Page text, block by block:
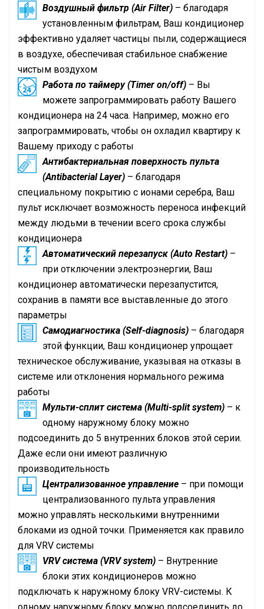
Воздушный фильтр (Air Filter) – благодаря
установленным фильтрам, Ваш кондиционер
эффективно удаляет частицы пыли, содержащиеся
в воздухе, обеспечивая стабильное снабжение
чистым воздухом
Работа по таймеру (Timer on/off) – Вы
можете запрограммировать работу Вашего
кондиционера на 24 часа. Например, можно его
запрограммировать, чтобы он охладил квартиру к
Вашему приходу с работы
Антибактериальная поверхность пульта
(Antibacterial Layer) – благодаря
специальному покрытию с ионами серебра, Ваш
пульт исключает возможность переноса инфекций
между людьми в течении всего срока службы
кондиционера
Автоматический перезапуск (Auto Restart) –
при отключении электроэнергии, Ваш
кондиционер автоматически перезапустится,
сохранив в памяти все выставленные до этого
параметры
Самодиагностика (Self-diagnosis) – благодаря
этой функции, Ваш кондиционер упрощает
техническое обслуживание, указывая на отказы в
системе или отклонения нормального режима
работы
Мульти-сплит система (Multi-split system) – к
одному наружному блоку можно
подсоединить до 5 внутренних блоков этой серии.
Даже если они имеют различную
производительность
Централизованное управление – при помощи
централизованного пульта управления
можно управлять несколькими внутренними
блоками из одной точки. Применяется как правило
для VRV системы
VRVсистема (VRVsystem) – Внутренние
блоки этих кондиционеров можно
подключать к наружному блоку VRV-системы. К